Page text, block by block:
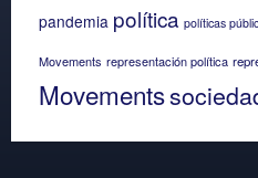
pandemia política políticas
Movements representación política
Movements